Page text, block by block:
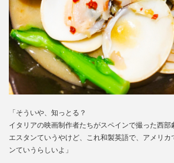
「そういや、知っとる？
イタリアの映画制作者たちがスペインで撮った西部
エスタンていうやけど、これ和製英語で、アメリカ
ンていうらしいよ」